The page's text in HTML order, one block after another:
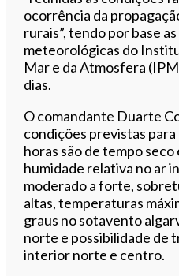
ocorrência da
rurais”, tendo por base
meteorológicas do
Mar e da Atmosfera
dias.
O comandante Duarte
condições previstas para
horas são de tempo
humidade relativa no ar
moderado a forte,
altas, temperaturas
graus no sotavento
norte e possibilidade de
interior norte e centro.